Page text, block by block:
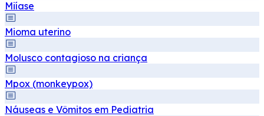
Miíase
Mioma uterino
Molusco contagioso na criança
Mpox (monkeypox)
Náuseas e Vômitos em Pediatria